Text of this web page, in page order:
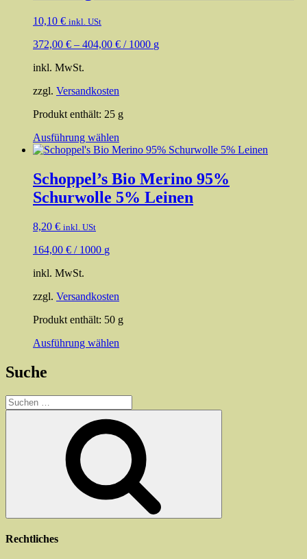
können
gewählt
werden
10,10 € inkl. USt
372,00 € – 404,00 € / 1000 g
inkl. MwSt.
zzgl. Versandkosten
Produkt enthält: 25 g
Ausführung wählen
Produkt
mehrere
Varianten
auf.
werden
Schoppel’s Bio Merino 95%
Schurwolle 5% Leinen
8,20 € inkl. USt
164,00 € / 1000 g
inkl. MwSt.
zzgl. Versandkosten
Produkt enthält: 50 g
Ausführung wählen
Optionen
können
auf
der
Produktseite
gewählt
werden
Suche
Suchen
nach:
Rechtliches